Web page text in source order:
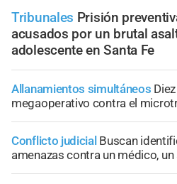
Tribunales Prisión
acusados por un brutal
adolescente en Santa Fe
Allanamientos simultáneos
megaoperativo contra el
Conflicto judicial Buscan
amenazas contra un médico,